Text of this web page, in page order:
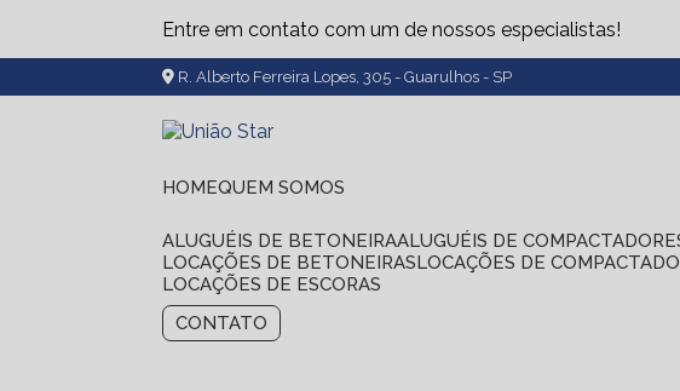
Entre em contato com um de nossos especialistas!
R. Alberto Ferreira Lopes, 305 - Guarulhos - SP
HOME
QUEM SOMOS
ALUGUÉIS DE BETONEIRA ALUGUÉIS DE
LOCAÇÕES DE BETONEIRAS LOCAÇÕES DE
LOCAÇÕES DE ESCORAS
CONTATO